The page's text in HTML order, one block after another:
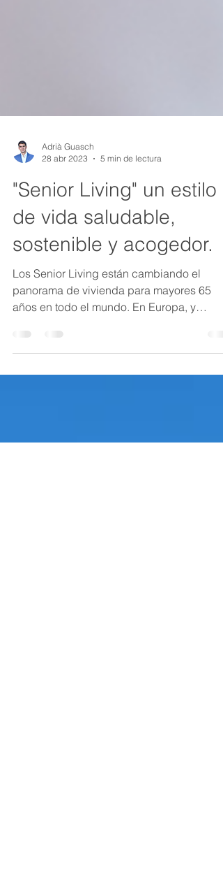
28 abr 2023
5 min de lectura
"Senior Living" un estilo
de vida saludable,
sostenible y acogedor.
Los Senior Living están cambiando el
panorama de vivienda para mayores 65
años en todo el mundo. En Europa, y
específicamente en España,...